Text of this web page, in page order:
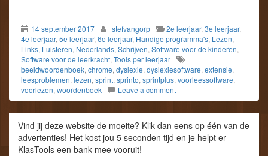
14 september 2017 stefvangorp 2e leerjaar, 3e leerjaar,
4e leerjaar, 5e leerjaar, 6e leerjaar, Handige programma's, Lezen,
Links, Luisteren, Nederlands, Schrijven, Software voor de kinderen,
Software voor de leerkracht, Tools per leerjaar
beeldwoordenboek, chrome, dyslexie, dyslexiesoftware, extensie,
leesproblemen, lezen, sprint, sprinto, sprintplus, voorleessoftware,
voorlezen, woordenboek Leave a comment
Vind jij deze website de moeite? Klik dan eens op één van de
advertenties! Het kost jou 5 seconden tijd en je helpt er
KlasTools een bank mee vooruit!